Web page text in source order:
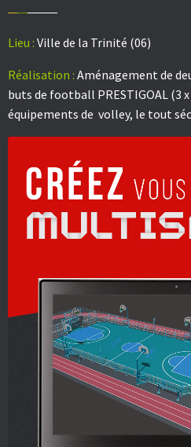
Lieu : Ville de la Trinité (06)
Réalisation : Aménagement de
buts de football PRESTIGOAL (3
équipements de volley, le tout